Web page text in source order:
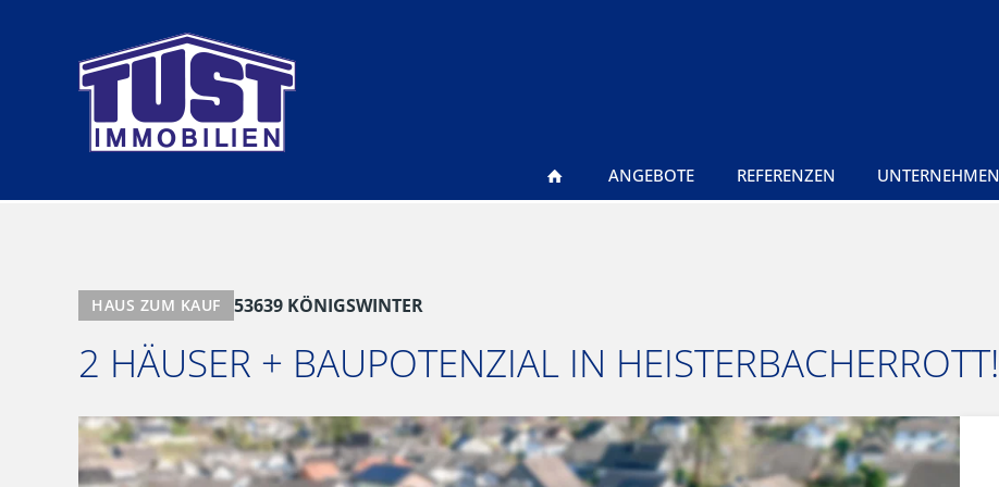
ANGEBOTE REFERENZEN UNTERNEHMEN
HAUS ZUM KAUF 53639 KÖNIGSWINTER
2 HÄUSER + BAUPOTENZIAL IN HEISTERBACHERROTT!